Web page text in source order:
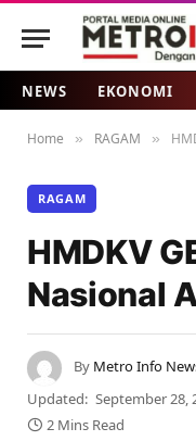
NEWS EKONOMI
Home » RAGAM »
RAGAM
HMDKV
Nasional
By Metro Info
Updated: September 28,
2 Mins Read